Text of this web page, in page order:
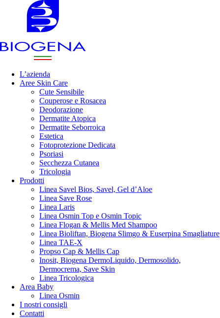
L’azienda
Aree Skin Care
Cute Sensibile
Couperose e Rosacea
Deodorazione
Dermatite Atopica
Dermatite Seborroica
Estetica
Fotoprotezione Dedicata
Psoriasi
Secchezza Cutanea
Tricologia
Prodotti
Linea Savel Bios, Savel, Gel d’Aloe
Linea Save Rose
Linea Laris
Linea Osmin Top e Osmin Topic
Linea Flogan & Mellis Med Shampoo
Linea Bioliftan, Biogena Slimgo & Euserpina Smagliature
Linea TAE-X
Propso Cap & Mellis Cap
Inosit, Biogena DermoLiquido, Dermosolido,
Dermocrema, Save Skin
Linea Tricologica
Area Baby
Linea Osmin
I nostri consigli
Contatti